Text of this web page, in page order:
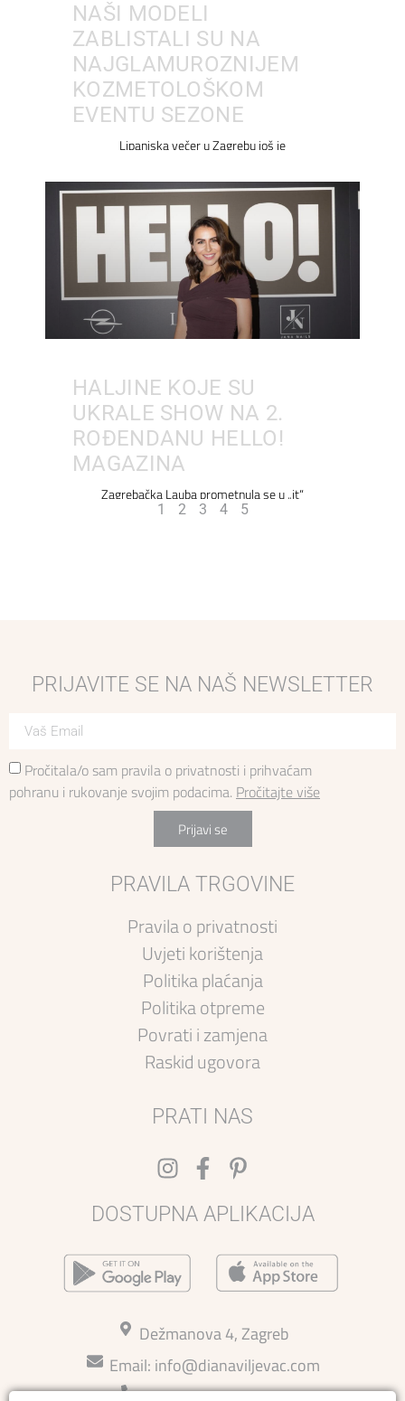
NAŠI MODELI
ZABLISTALI SU NA
NAJGLAMUROZNIJEM
KOZMETOLOŠKOM
EVENTU SEZONE
Lipanjska večer u Zagrebu još je
HALJINE KOJE SU
UKRALE SHOW NA 2.
ROĐENDANU HELLO!
MAGAZINA
Zagrebačka Lauba prometnula se u „it“
1 2 3 4 5
PRIJAVITE SE NA NAŠ NEWSLETTER
Pročitala/o sam pravila o privatnosti i prihvaćam
pohranu i rukovanje svojim podacima. Pročitajte više
Prijavi se
PRAVILA TRGOVINE
Pravila o privatnosti
Uvjeti korištenja
Politika plaćanja
Politika otpreme
Povrati i zamjena
Raskid ugovora
PRATI NAS
DOSTUPNA APLIKACIJA
Dežmanova 4, Zagreb
Email: info@dianaviljevac.com